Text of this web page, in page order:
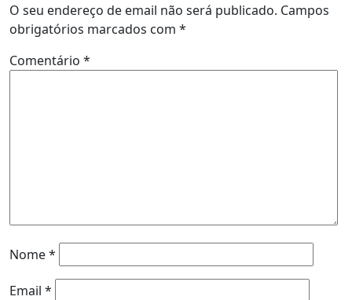
O seu endereço de email não será publicado. Campos
obrigatórios marcados com *
Comentário *
Nome*
Email *